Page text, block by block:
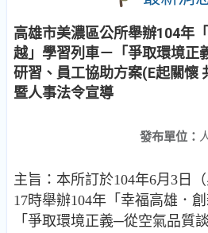
高雄市美濃區公所舉辦104年
越」學習列車－「爭取環境正
研習、員工協助方案(E起關懷
暨人事法令宣導
發布單位：
主旨：本所訂於104年6月3日
17時舉辦104年「幸福高雄．
「爭取環境正義─從空氣品質